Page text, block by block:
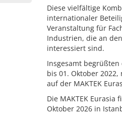
Diese vielfältige
internationaler
Veranstaltung für
Industrien, die an
interessiert sind.
Insgesamt begrüßten
bis 01. Oktober
auf der MAKTEK
Die MAKTEK Eurasia
Oktober 2026 in